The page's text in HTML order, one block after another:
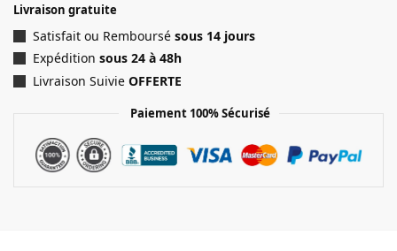
Livraison gratuite
Satisfait ou Remboursé sous 14 jours
Expédition sous 24 à 48h
Livraison Suivie OFFERTE
Paiement 100% Sécurisé